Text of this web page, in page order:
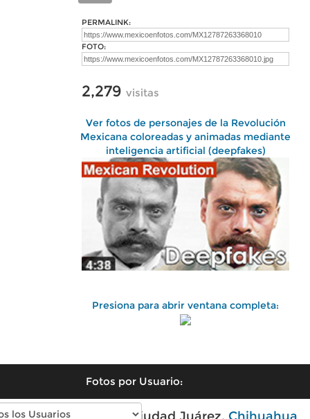
PERMALINK:
FOTO:
2,279 visitas
Ver fotos de personajes de la Revolución
Mexicana coloreadas y animadas mediante
inteligencia artificial (deepfakes)
Presiona para abrir ventana completa:
Fotos por Usuario:
Fotos antiguas de Ciudad Juárez, Chihuahua